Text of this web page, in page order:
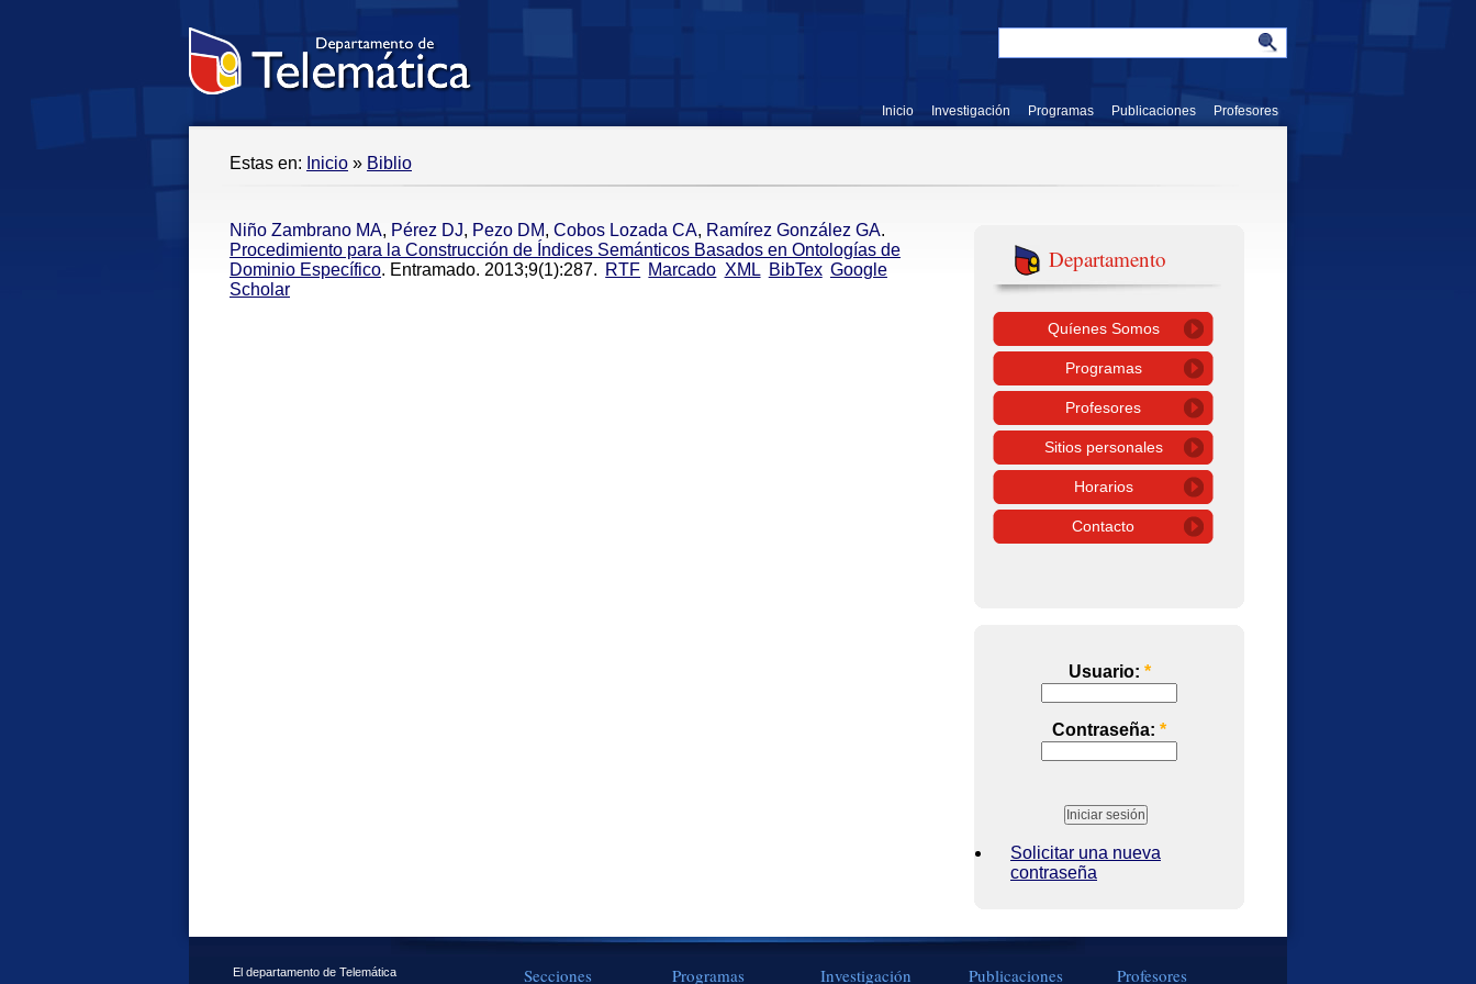
Inicio Investigación Programas Publicaciones Profesores
Estas en: Inicio » Biblio
Niño Zambrano MA, Pérez DJ, Pezo DM, Cobos Lozada CA, Ramírez González GA.
Procedimiento para la Construcción de Índices Semánticos Basados en Ontologías de
Dominio Específico. Entramado. 2013;9(1):287. RTF Marcado XML BibTex Google
Scholar
Departamento
Quíenes Somos
Programas
Profesores
Sitios personales
Horarios
Contacto
Usuario: *
Contraseña: *
Solicitar una nueva
contraseña
El departamento de Telemática
Secciones Programas Investigación Publicaciones Profesores